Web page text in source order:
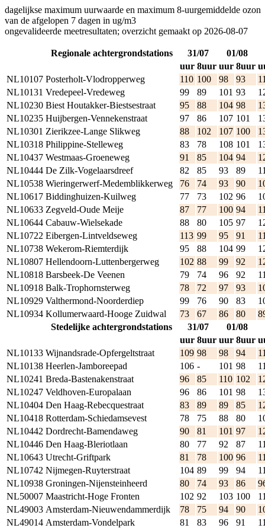
dagelijkse maximum uurwaarde en maximum 8-uurgemiddelde ozon
van de afgelopen 7 dagen in ug/m3
ongevalideerde meetresultaten; overzicht gemaakt op 2026-08-07
Regionale achtergrondstations 31/07
01/08
uur 8uur uur 8uur
NL10107 Posterholt-Vlodropperweg 110 100 98 93
NL10131 Vredepeel-Vredeweg 99 89 101 93
NL10230 Biest Houtakker-Biestsestraat 95 88 104 98
NL10235 Huijbergen-Vennekenstraat 97 86 107 101
NL10301 Zierikzee-Lange Slikweg 88 102 107 100
NL10318 Philippine-Stelleweg 83 78 108 101
NL10437 Westmaas-Groeneweg 91 85 104 94
NL10444 De Zilk-Vogelaarsdreef 82 85 93 89
NL10538 Wieringerwerf-Medemblikkerweg 76 74 93 90
NL10617 Biddinghuizen-Kuilweg 77 73 102 96
NL10633 Zegveld-Oude Meije 87 77 100 94
NL10644 Cabauw-Wielsekade 88 80 105 97
NL10722 Eibergen-Lintveldseweg 113 99 95 91
NL10738 Wekerom-Riemterdijk 95 88 104 99
NL10807 Hellendoorn-Luttenbergerweg 102 88 99 92
NL10818 Barsbeek-De Veenen 79 74 96 92
NL10918 Balk-Trophornsterweg 78 72 97 93
NL10929 Valthermond-Noorderdiep 99 76 90 83
NL10934 Kollumerwaard-Hooge Zuidwal 73 67 86 80
Stedelijke achtergrondstations
31/07
01/08
uur 8uur uur 8uur
NL10133 Wijnandsrade-Opfergeltstraat 109 98 98 94
NL10138 Heerlen-Jamboreepad 106 - 101 98
NL10241 Breda-Bastenakenstraat 96 85 110 102
NL10247 Veldhoven-Europalaan 96 86 101 98
NL10404 Den Haag-Rebecquestraat 83 89 89 85
NL10418 Rotterdam-Schiedamsevest 78 75 88 80
NL10442 Dordrecht-Bamendaweg 90 81 101 97
NL10446 Den Haag-Bleriotlaan 80 77 92 87
NL10643 Utrecht-Griftpark 81 78 100 96
NL10742 Nijmegen-Ruyterstraat 104 89 99 94
NL10938 Groningen-Nijensteinheerd 80 74 93 86
NL50007 Maastricht-Hoge Fronten 102 92 103 100
NL49003 Amsterdam-Nieuwendammerdijk 78 75 94 90
NL49014 Amsterdam-Vondelpark 81 83 96 91